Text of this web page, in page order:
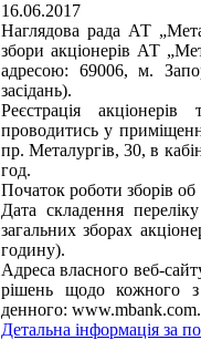
16.06.2017
Наглядова рада АТ
збори акціонерів АТ
адресою: 69006, м.
засідань).
Реєстрація
проводитись у
пр. Металургів, 30, в
год.
Початок роботи зборів об
Дата складення
загальних зборах
годину).
Адреса власного веб-
рішень щодо кожного
денного:
Детальна інформація за